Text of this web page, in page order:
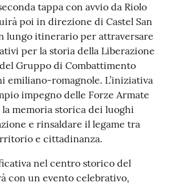
tappa con avvio da Riolo
poi in direzione di Castel San
lungo itinerario per attraversare
per la storia della Liberazione
Gruppo di Combattimento
emiliano-romagnole. L’iniziativa
impegno delle Forze Armate
memoria storica dei luoghi
e rinsaldare il legame tra
e cittadinanza.
nel centro storico del
con un evento celebrativo,